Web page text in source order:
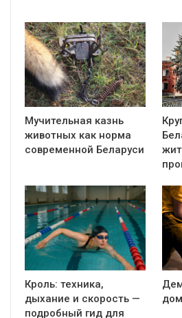
Мучительная казнь
животных как норма
современной Беларуси
Кроль: техника,
дыхание и скорость —
подробный гид для